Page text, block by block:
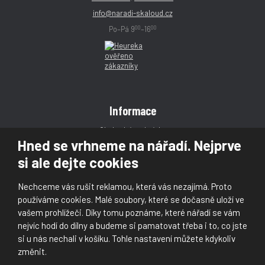
Hned se vrhneme na nářadí. Nejprve
si ale dejte cookies
Nechceme vás rušit reklamou, která vás nezajímá. Proto
používáme cookies. Malé soubory, které se dočasně uloží ve
vašem prohlížeči. Díky tomu poznáme, které nářadí se vám
nejvíc hodí do dílny a budeme si pamatovat třeba i to, co jste
si u nás nechali v košíku. Tohle nastavení můžete kdykoliv
změnit.
info@naradi-skaloud.cz
Po–Pá 900–1600
Informace
Obchodní podmínky
Reklamace
Magazín
Kontakt